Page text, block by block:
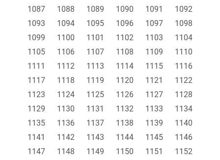
1087
1088 1089 1090 1091
1092
1093
1094 1095 1096 1097
1098
1099
1100 1101 1102 1103
1104
1105
1106 1107 1108 1109
1110
1111
1112 1113 1114 1115
1116
1117
1118 1119 1120 1121
1122
1123
1124 1125 1126 1127
1128
1129
1130 1131 1132 1133
1134
1135
1136 1137 1138 1139
1140
1141
1142 1143 1144 1145
1146
1147
1148 1149 1150 1151 1152